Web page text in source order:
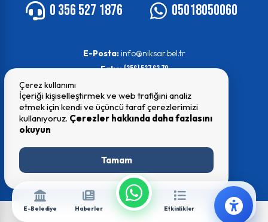
E-Belediye Haberler Etkinlikler İletişim
0 356 527 1876 05018050060
E-Posta: info@niksar.bel.tr
Faks:(356) 527 63 70
Niksar Belediyesi
Çerez kullanımı
İçeriği kişiselleştirmek ve web trafiğini analiz
etmek için kendi ve üçüncü taraf çerezlerimizi
kullanıyoruz. Çerezler hakkında daha fazlasını
okuyun
Tamam